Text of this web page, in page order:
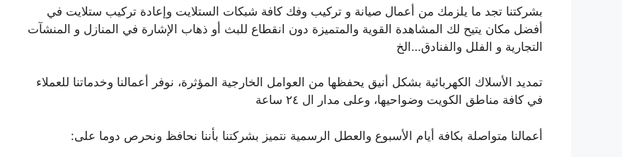
بشركتنا تجد ما يلزمك من أعمال صيانة و تركيب وفك كافة شبكات الستلايت وإعادة تركيب ستلايت في
أفضل مكان يتيح لك المشاهدة القوية والمتميزة دون انقطاع للبث أو ذهاب الإشارة في المنازل و المنشآت
التجارية و الفلل والفنادق…الخ
تمديد الأسلاك الكهربائية بشكل أنيق يحفظها من العوامل الخارجية المؤثرة، نوفر أعمالنا وخدماتنا للعملاء
في كافة مناطق الكويت وضواحيها، وعلى مدار ال ٢٤ ساعة
أعمالنا متواصلة بكافة أيام الأسبوع والعطل الرسمية نتميز بشركتنا بأننا نحافظ ونحرص دوما على: